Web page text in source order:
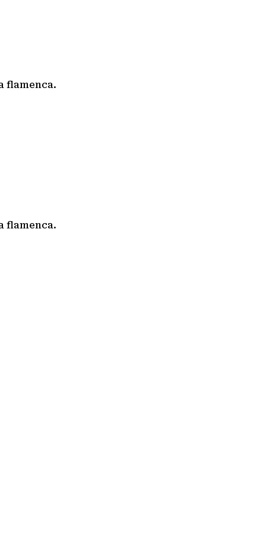
flamenca.
flamenca.